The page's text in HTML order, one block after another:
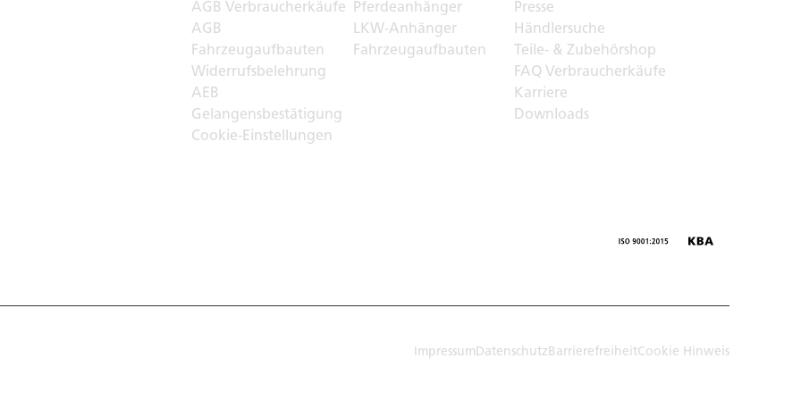
AGB Verbraucherkäufe
AGB
Fahrzeugaufbauten
Widerrufsbelehrung
AEB
Gelangensbestätigung
Cookie-Einstellungen
Pferdeanhänger
LKW-Anhänger
Fahrzeugaufbauten
Presse
Händlersuche
Teile- & Zubehörshop
FAQ Verbraucherkäufe
Karriere
Downloads
ImpressumDatenschutzBarrierefreiheitCookie Hinweis